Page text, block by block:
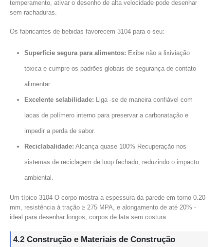
temperamento, ativar o desenho de alta velocidade pode desenhar
sem rachaduras.
Os fabricantes de bebidas favorecem 3104 para o seu:
Superfície segura para alimentos: Exibe não a lixiviação
tóxica e cumpre os padrões globais de segurança de contato
alimentar.
Excelente selabilidade: Liga -se de maneira confiável com
lacas de polímero interno para preservar a carbonatação e
impedir a perda de sabor.
Reciclabalidade: Alcança quase 100% Recuperação nos
sistemas de reciclagem de loop fechado, reduzindo o impacto
ambiental.
Um típico 3104 O corpo mostra a espessura da parede em torno 0.20
mm, resistência à tração ≥ 275 MPA, e alongamento de até 20% -
ideal para desenhar longos, corpos de lata sem costura.
4.2 Construção e Materiais de Construção